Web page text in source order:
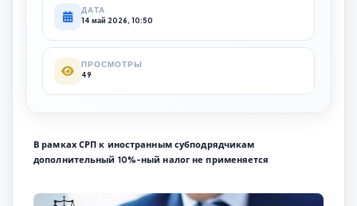
ДАТА
14 май 2026, 10:50
ПРОСМОТРЫ
49
В рамках СРП к иностранным субподрядчикам
дополнительный 10%-ный налог не применяется